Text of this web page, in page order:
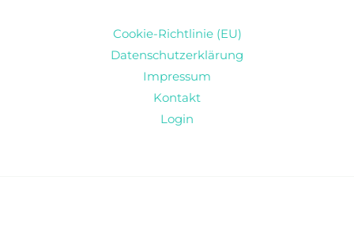
Cookie-Richtlinie (EU)
Datenschutzerklärung
Impressum
Kontakt
Login